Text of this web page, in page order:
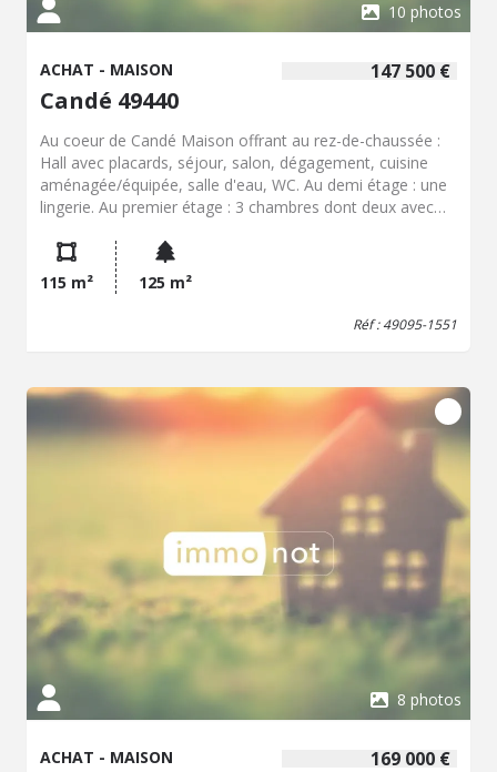
10 photos
147 500 €
ACHAT - MAISON
Candé 49440
Au coeur de Candé Maison offrant au rez-de-chaussée :
Hall avec placards, séjour, salon, dégagement, cuisine
aménagée/équipée, salle d'eau, WC. Au demi étage : une
lingerie. Au premier étage : 3 chambres dont deux avec
sous-sol : une cave, chaufferie. A l'extérieur un grand
garage avec au 1er étage une pièce avec cheminée et
coin cuisine. Au deuxième étage un grenier.
115 m² 125 m²
Réf : 49095-1551
8 photos
169 000 €
ACHAT - MAISON